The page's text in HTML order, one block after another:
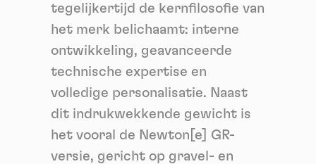
tegelijkertijd de kernfilosofie van
het merk belichaamt: interne
ontwikkeling, geavanceerde
technische expertise en
volledige personalisatie. Naast
dit indrukwekkende gewicht is
het vooral de Newton[e] GR-
versie, gericht op gravel- en